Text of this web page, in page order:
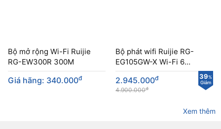
Bộ mở rộng Wi-Fi Ruijie
RG-EW300R 300M
Giá hãng: 340.000đ
Bộ phát wifi Ruijie RG-
EG105GW-X Wi-Fi 6
AX3000
39%
Giảm
2.945.000đ
4.900.000đ
Xem thêm